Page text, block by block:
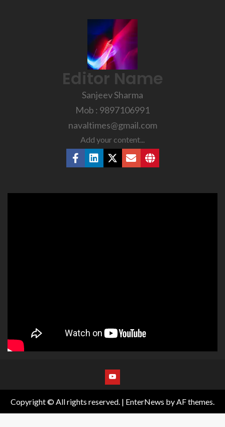
Editor Name
Sanjeev Sharma
Mob : 9897106991
navaltimes@gmail.com
Add your content...
Copyright © All rights reserved. | EnterNews by AF themes.